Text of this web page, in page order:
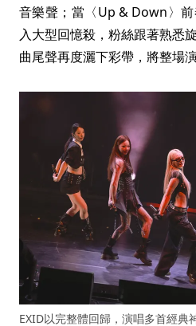
音樂聲；當〈Up & Down〉
入大型回憶殺，粉絲跟著熟悉
曲尾聲再度灑下彩帶，將整場
EXID以完整體回歸，演唱多首經典